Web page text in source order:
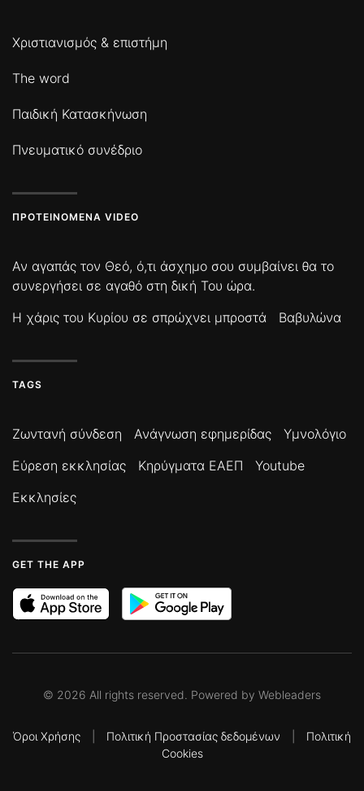
Χριστιανισμός & επιστήμη
The word
Παιδική Κατασκήνωση
Πνευματικό συνέδριο
ΠΡΟΤΕΙΝΌΜΕΝΑ VIDEO
Αν αγαπάς τον Θεό, ό,τι άσχημο σου συμβαίνει θα το
συνεργήσει σε αγαθό στη δική Του ώρα.
Η χάρις του Κυρίου σε σπρώχνει μπροστά
Βαβυλώνα
TAGS
Ζωντανή σύνδεση Ανάγνωση εφημερίδας
Υμνολόγιο
Εύρεση εκκλησίας
Κηρύγματα ΕΑΕΠ
Youtube
Εκκλησίες
GET THE APP
© 2026 All rights reserved. Powered by Webleaders
Όροι Χρήσης Πολιτική Προστασίας δεδομένων
Πολιτική
Cookies